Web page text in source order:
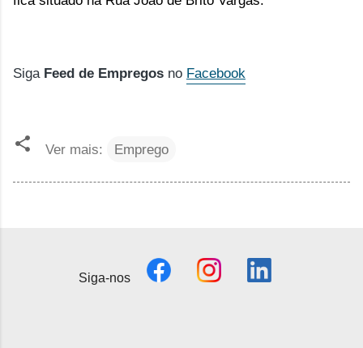
Siga Feed de Empregos no Facebook
Ver mais: Emprego
Siga-nos